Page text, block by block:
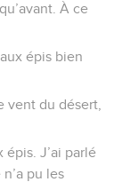
À ce
épis bien
vent du désert,
J’ai parlé
pu les